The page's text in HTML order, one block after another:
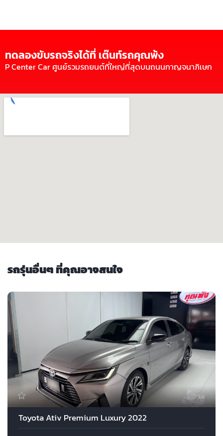
ทดลองขับรถจริงได้ที่ เต๊นท์รถคุณพ้ง
P Center Car ศูนย์รวมรถยนต์ที่ใหญ่ที่สุดบนถนนกาญจนาภิเษก
รถรุ่นอื่นๆ ที่คุณอาจสนใจ
14
Toyota Ativ Premium Luxury 2022